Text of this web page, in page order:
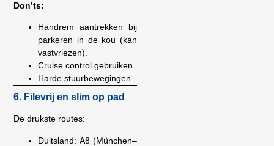
Don’ts:
Handrem aantrekken bij
parkeren in de kou (kan
vastvriezen).
Cruise control gebruiken.
Harde stuurbewegingen.
6. Filevrij en slim op pad
De drukste routes:
Duitsland: A8 (München–